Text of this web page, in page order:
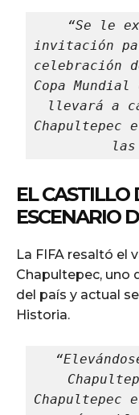
“Se le
invitación
celebración
Copa
llevará a
Chapultepec
las
EL CASTILLO
ESCENARIO
La FIFA resaltó el
Chapultepec, uno
del país y actual
Historia.
Chapultepec